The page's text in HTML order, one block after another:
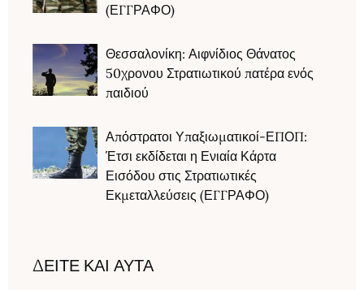
(ΕΓΓΡΑΦΟ)
Θεσσαλονίκη: Αιφνίδιος Θάνατος
50χρονου Στρατιωτικού πατέρα ενός
παιδιού
Απόστρατοι Υπαξιωματικοί-ΕΠΟΠ:
Έτσι εκδίδεται η Ενιαία Κάρτα
Εισόδου στις Στρατιωτικές
Εκμεταλλεύσεις (ΕΓΓΡΑΦΟ)
ΔΕΙΤΕ ΚΑΙ ΑΥΤΑ